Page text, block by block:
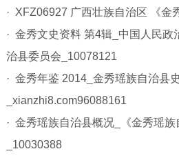
网站声明
· XFZ06927 广西壮族自治区 《金
· 金秀文史资料 第4辑_中国人民政
治县委员会_10078121
· 金秀年鉴 2014_金秀瑶族自治县
_xianzhi8.com96088161
· 金秀瑶族自治县概况_《金秀瑶
_10030388